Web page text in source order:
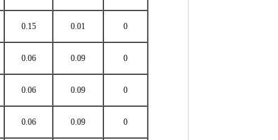
0.15 0.01 0
0.06 0.09 0
0.06 0.09 0
0.06 0.09 0